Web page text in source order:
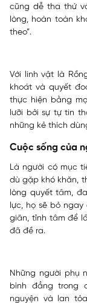
cũng dễ tha thứ
lòng, hoàn toàn
theo”.
Với linh vật là
khoát và quyết
thực hiện bằng
lưỡi bởi sự tự tin
những kẻ thích
Cuộc sống của
Là người có mục
dù gặp khó khăn,
lòng quyết tâm,
lực, họ sẽ bỏ
giãn, tĩnh tâm để
đã đề ra.
Những người phụ
bình đẳng trong
nguyện và lan